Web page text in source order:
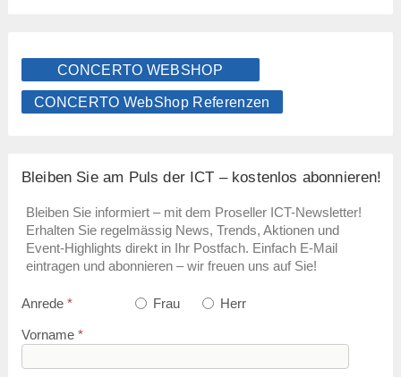
CONCERTO WEBSHOP
CONCERTO WebShop Referenzen
Bleiben Sie am Puls der ICT – kostenlos abonnieren!
Bleiben Sie informiert – mit dem Proseller ICT-Newsletter!
Erhalten Sie regelmässig News, Trends, Aktionen und
Event-Highlights direkt in Ihr Postfach. Einfach E-Mail
eintragen und abonnieren – wir freuen uns auf Sie!
Anrede * Frau Herr
Vorname *